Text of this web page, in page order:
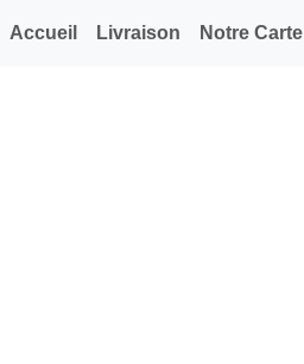
Accueil Livraison Notre Carte